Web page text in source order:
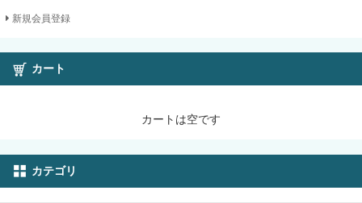
新規会員登録
カート
カートは空です
カテゴリ